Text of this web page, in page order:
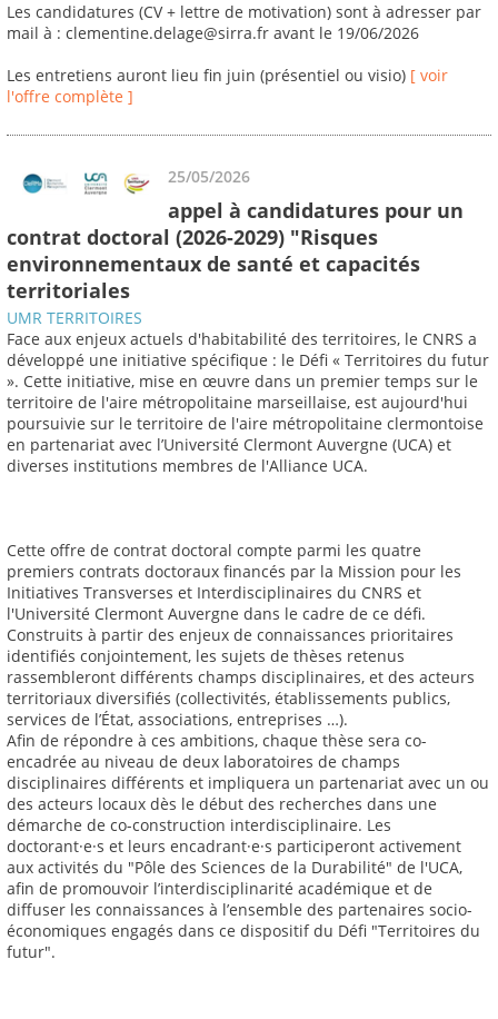
Les candidatures (CV + lettre de motivation) sont à adresser par
mail à : clementine.delage@sirra.fr avant le 19/06/2026
Les entretiens auront lieu fin juin (présentiel ou visio) [ voir
l'offre complète ]
25/05/2026
appel à candidatures pour un
contrat doctoral (2026-2029) "Risques
environnementaux de santé et capacités
territoriales
UMR TERRITOIRES
Face aux enjeux actuels d'habitabilité des territoires, le CNRS a
développé une initiative spécifique : le Défi « Territoires du futur
». Cette initiative, mise en œuvre dans un premier temps sur le
territoire de l'aire métropolitaine marseillaise, est aujourd'hui
poursuivie sur le territoire de l'aire métropolitaine clermontoise
en partenariat avec l’Université Clermont Auvergne (UCA) et
diverses institutions membres de l'Alliance UCA.
Cette offre de contrat doctoral compte parmi les quatre
premiers contrats doctoraux financés par la Mission pour les
Initiatives Transverses et Interdisciplinaires du CNRS et
l'Université Clermont Auvergne dans le cadre de ce défi.
Construits à partir des enjeux de connaissances prioritaires
identifiés conjointement, les sujets de thèses retenus
rassembleront différents champs disciplinaires, et des acteurs
territoriaux diversifiés (collectivités, établissements publics,
services de l’État, associations, entreprises …).
Afin de répondre à ces ambitions, chaque thèse sera co-
encadrée au niveau de deux laboratoires de champs
disciplinaires différents et impliquera un partenariat avec un ou
des acteurs locaux dès le début des recherches dans une
démarche de co-construction interdisciplinaire. Les
doctorant·e·s et leurs encadrant·e·s participeront activement
aux activités du "Pôle des Sciences de la Durabilité" de l'UCA,
afin de promouvoir l’interdisciplinarité académique et de
diffuser les connaissances à l’ensemble des partenaires socio-
économiques engagés dans ce dispositif du Défi "Territoires du
futur".